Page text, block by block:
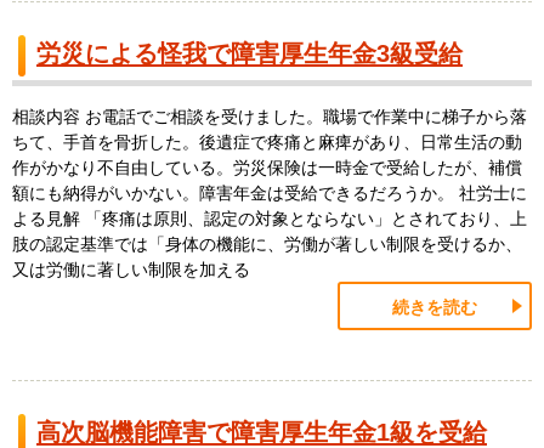
労災による怪我で障害厚生年金3級受給
相談内容 お電話でご相談を受けました。職場で作業中に梯子から落
ちて、手首を骨折した。後遺症で疼痛と麻痺があり、日常生活の動
作がかなり不自由している。労災保険は一時金で受給したが、補償
額にも納得がいかない。障害年金は受給できるだろうか。 社労士に
よる見解 「疼痛は原則、認定の対象とならない」とされており、上
肢の認定基準では「身体の機能に、労働が著しい制限を受けるか、
又は労働に著しい制限を加える
続きを読む
高次脳機能障害で障害厚生年金1級を受給